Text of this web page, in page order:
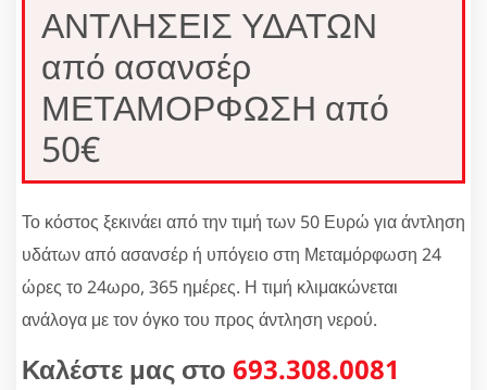
ΑΝΤΛΗΣΕΙΣ ΥΔΑΤΩΝ
από ασανσέρ
ΜΕΤΑΜΟΡΦΩΣΗ από
50€
Το κόστος ξεκινάει από την τιμή των 50 Ευρώ για άντληση
υδάτων από ασανσέρ ή υπόγειο στη Μεταμόρφωση 24
ώρες το 24ωρο, 365 ημέρες. Η τιμή κλιμακώνεται
ανάλογα με τον όγκο του προς άντληση νερού.
Καλέστε μας στο 693.308.0081